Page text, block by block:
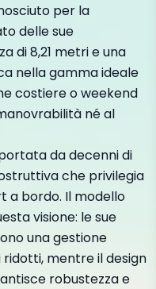
per la
delle sue
di 8,21 metri e una
nella gamma ideale
costiere o weekend
né al
da decenni di
che privilegia
a bordo. Il modello
visione: le sue
una gestione
mentre il design
robustezza e